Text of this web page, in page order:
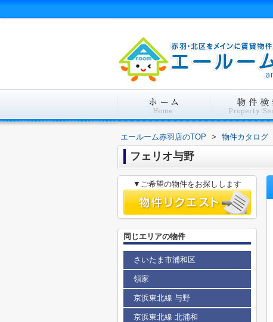
エールーム赤羽店のTOP > 物件カタログ
フェリオ与野
▼ご希望の物件をお探しします
同じエリアの物件
さいたま市浦和区
領家
京浜東北線 与野
京浜東北線 北浦和